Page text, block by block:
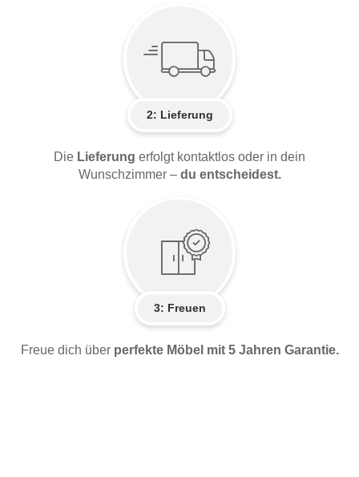
2: Lieferung
Die Lieferung erfolgt kontaktlos oder in dein
Wunschzimmer – du entscheidest.
3: Freuen
Freue dich über perfekte Möbel mit 5 Jahren Garantie.